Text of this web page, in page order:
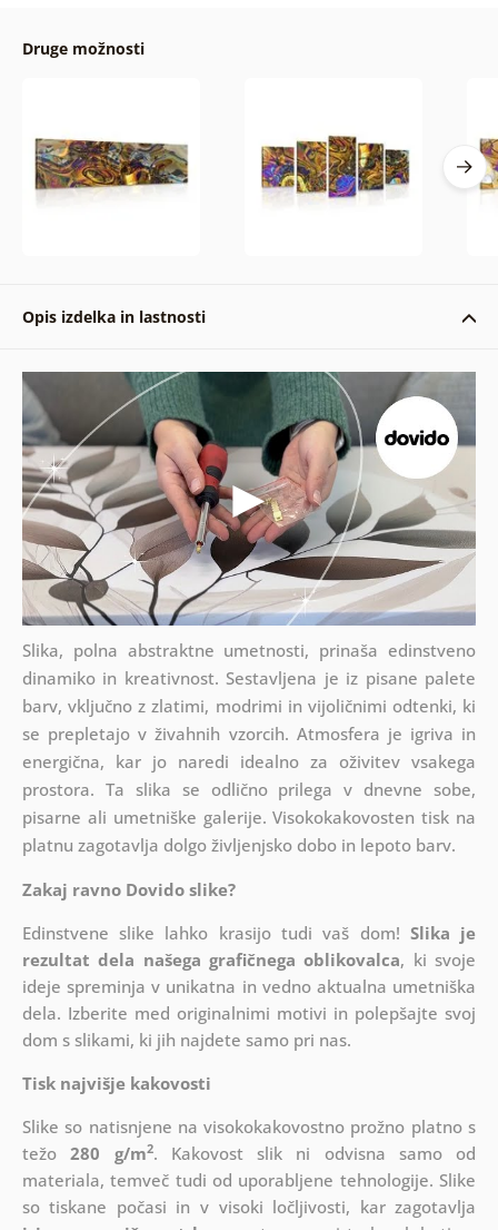
Druge možnosti
Opis izdelka in lastnosti
Slika, polna abstraktne umetnosti, prinaša edinstveno
dinamiko in kreativnost. Sestavljena je iz pisane palete
barv, vključno z zlatimi, modrimi in vijoličnimi odtenki, ki
se prepletajo v živahnih vzorcih. Atmosfera je igriva in
energična, kar jo naredi idealno za oživitev vsakega
prostora. Ta slika se odlično prilega v dnevne sobe,
pisarne ali umetniške galerije. Visokokakovosten tisk na
platnu zagotavlja dolgo življenjsko dobo in lepoto barv.
Zakaj ravno Dovido slike?
Edinstvene slike lahko krasijo tudi vaš dom! Slika je
rezultat dela našega grafičnega oblikovalca, ki svoje
ideje spreminja v unikatna in vedno aktualna umetniška
dela. Izberite med originalnimi motivi in polepšajte svoj
dom s slikami, ki jih najdete samo pri nas.
Tisk najvišje kakovosti
Slike so natisnjene na visokokakovostno prožno platno s
težo280 g/m2. Kakovost slik ni odvisna samo od
materiala, temveč tudi od uporabljene tehnologije. Slike
so tiskane počasi in v visoki ločljivosti, kar zagotavlja